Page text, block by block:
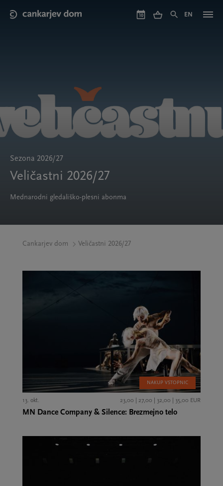
main
10 EN
Sezona 2026/27
Veličastni 2026/27
Mednarodni gledališko-plesni abonma
Cankarjev dom Veličastni 2026/27
NAKUP VSTOPNIC
13. okt. 23,00 | 27,00 | 32,00 | 35,00 EUR
MN Dance Company & Silence: Brezmejno telo